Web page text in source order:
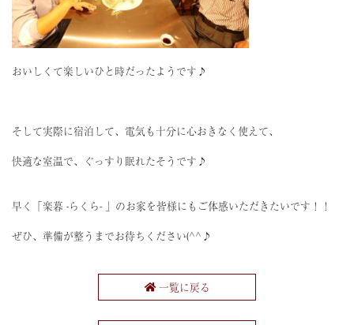
おいしくて楽しいひと時だったようです♪
そして実際に宿泊して、電気も十分に心おきなく使えて、
快適な室温で、ぐっすり眠れたそうです♪
早く「楽暮 -らくら- 」のお家を皆様にもご体感いただきたいです！！
ぜひ、準備が整うまでお待ちください(^^♪
一覧に戻る